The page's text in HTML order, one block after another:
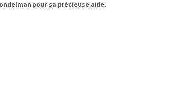
pour sa précieuse aide.